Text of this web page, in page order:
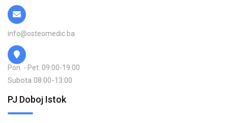
info@osteomedic.ba
Pon. - Pet. 09:00-19:00
Subota 08:00-13:00
PJ Doboj Istok